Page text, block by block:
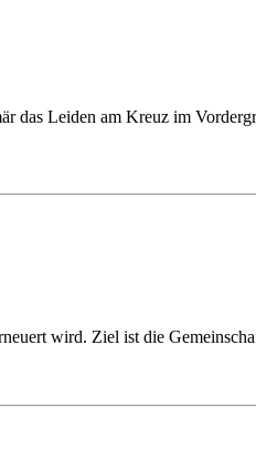
das Leiden am Kreuz im
wird. Ziel ist die